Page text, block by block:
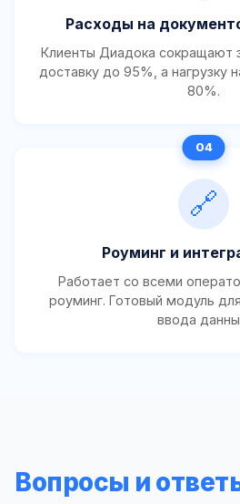
Расходы на
Клиенты Диадока сокращают
доставку до 95%, а нагрузку
80%.
🔗
Роуминг и
Работает со всеми
роуминг. Готовый модуль
ввода
Вопросы и